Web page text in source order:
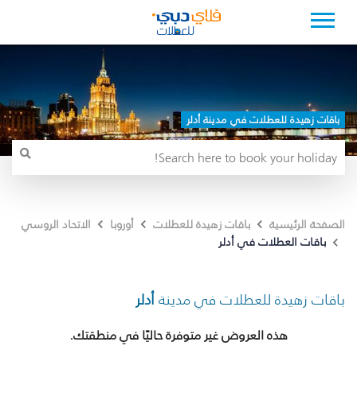
باقات زهيدة للعطلات في مدينة أدلر
الصفحة الرئيسية باقات زهيدة للعطلات أوروبا
الاتحاد الروسي
باقات العطلات في أدلر
باقات زهيدة للعطلات في مدينةأدلر
هذه العروض غير متوفرة حاليًا في منطقتك.